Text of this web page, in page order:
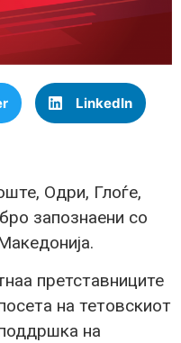
LinkedIn
Одри, Глоѓе,
запознаени со
претставниците
на тетовскиот
на